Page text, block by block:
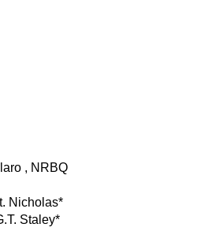
, NRBQ
Nicholas*
Staley*